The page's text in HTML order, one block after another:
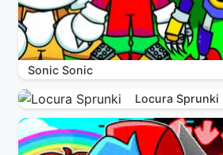
Sonic Sonic
Locura Sprunki